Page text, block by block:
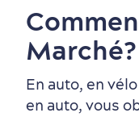
Marché?
En auto, en
en auto, vous